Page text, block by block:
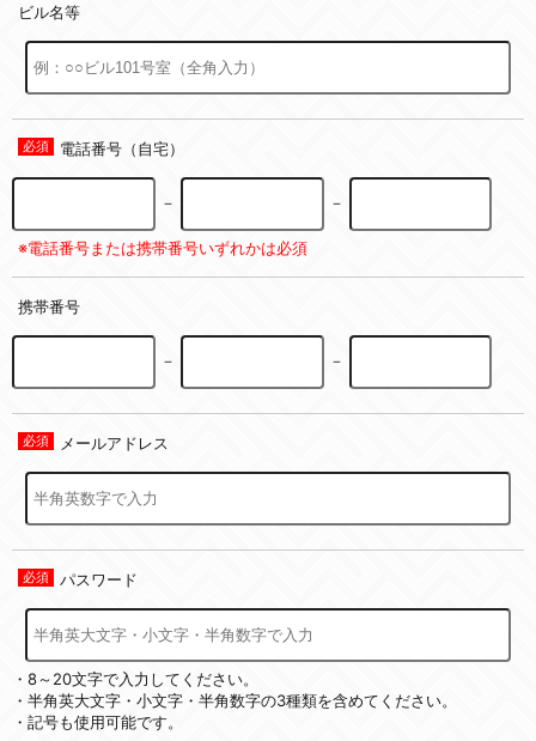
ビル名等
電話番号（自宅）
－ －
※電話番号または携帯番号いずれかは必須
携帯番号
－ －
メールアドレス
パスワード
・8～20文字で入力してください。
・半角英大文字・小文字・半角数字の3種類を含めてください。
・記号も使用可能です。